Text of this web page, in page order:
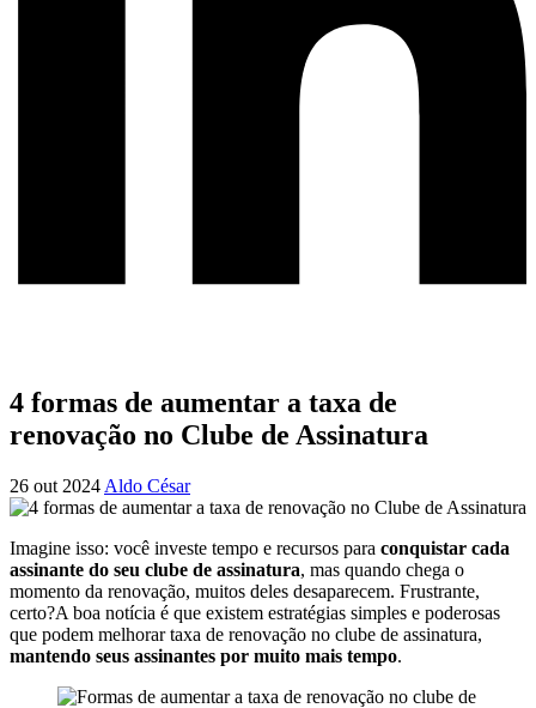
4 formas de aumentar a taxa de
renovação no Clube de Assinatura
26 out 2024 Aldo César
Imagine isso: você investe tempo e recursos para conquistar cada
assinante do seu clube de assinatura, mas quando chega o
momento da renovação, muitos deles desaparecem. Frustrante,
certo?A boa notícia é que existem estratégias simples e poderosas
que podem melhorar taxa de renovação no clube de assinatura,
mantendo seus assinantes por muito mais tempo.